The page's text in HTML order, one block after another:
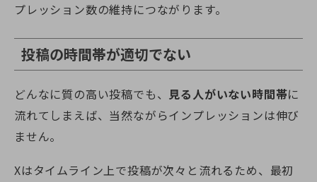
プレッション数の維持につながります。
投稿の時間帯が適切でない
どんなに質の高い投稿でも、 見る人がいない時間帯に
流れてしまえば、当然ながらインプレッションは伸び
ません。
Xはタイムライン上で投稿が次々と流れるため、最初